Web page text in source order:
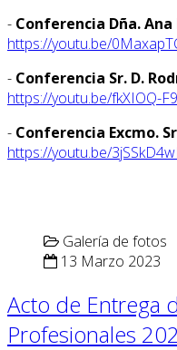
- Conferencia Dña.
https://youtu.be/
- Conferencia Sr. D.
https://youtu.be/fkXIOQ-
- Conferencia Excmo.
https://youtu.be/
Galería de fotos
13 Marzo 2023
Acto de Entrega
Profesionales